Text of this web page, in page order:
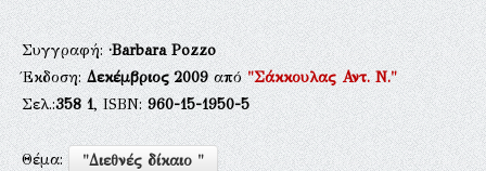
Συγγραφή:·Barbara Pozzo
Έκδοση:Δεκέμβριος 2009από"Σάκκουλας Αντ. Ν."
Σελ.:358 1, ISBN:960-15-1950-5
Θέμα: "Διεθνές δίκαιο "